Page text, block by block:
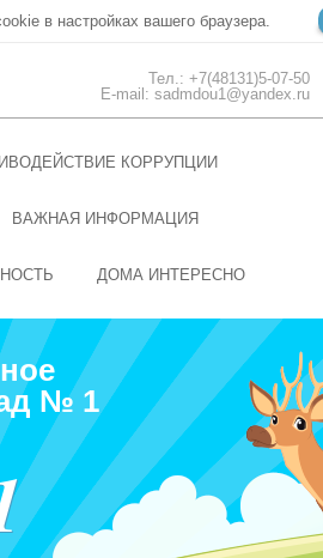
в настройках вашего браузера.
Тел.: +7(48131)5-07-50
E-mail: sadmdou1@yandex.ru
КОРРУПЦИИ
ВАЖНАЯ ИНФОРМАЦИЯ
ДОМА ИНТЕРЕСНО
№ 1